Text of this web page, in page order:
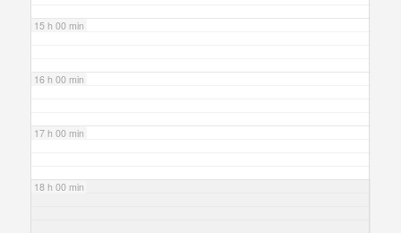
15 h 00 min
16 h 00 min
17 h 00 min
18 h 00 min